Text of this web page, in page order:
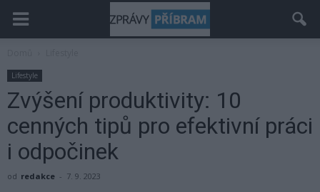
Lifestyle
Zvýšení produktivity: 10
cenných tipů pro efektivní práci
i odpočinek
od redakce - 7. 9. 2023